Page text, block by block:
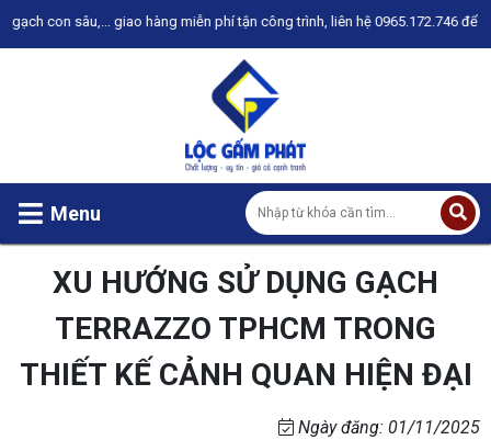
giao hàng miễn phí tận công trình, liên hệ 0965.172.746 để được tư
Menu
XU HƯỚNG SỬ DỤNG GẠCH
TERRAZZO TPHCM TRONG
THIẾT KẾ CẢNH QUAN HIỆN ĐẠI
Ngày đăng: 01/11/2025